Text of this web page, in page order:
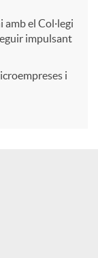
amb el Col·legi
impulsant
i